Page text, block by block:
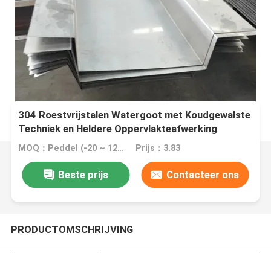
304 Roestvrijstalen Watergoot met Koudgewalste
Techniek en Heldere Oppervlakteafwerking
MOQ：Peddel (-20 ~ 120 ℃) Prijs：3.83
Beste prijs Contacteer ons
PRODUCTOMSCHRIJVING